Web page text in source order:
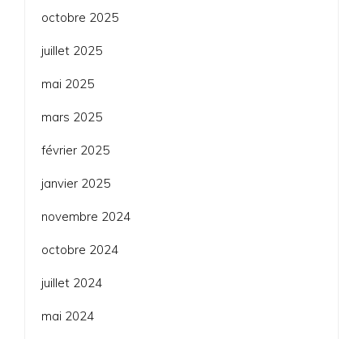
octobre 2025
juillet 2025
mai 2025
mars 2025
février 2025
janvier 2025
novembre 2024
octobre 2024
juillet 2024
mai 2024